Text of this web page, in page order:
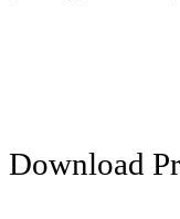
Download